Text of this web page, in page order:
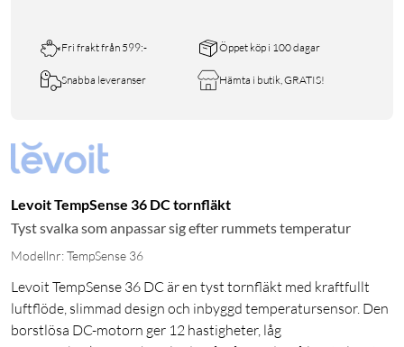
Fri frakt från 599:- Öppet köp i 100 dagar
Snabba leveranser Hämta i butik, GRATIS!
Levoit TempSense 36 DC tornfläkt
Tyst svalka som anpassar sig efter rummets temperatur
Modellnr: TempSense 36
Levoit TempSense 36 DC är en tyst tornfläkt med kraftfullt
luftflöde, slimmad design och inbyggd temperatursensor. Den
borstlösa DC-motorn ger 12 hastigheter, låg